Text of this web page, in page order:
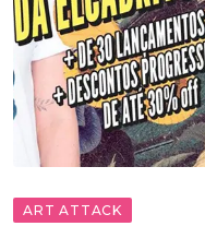
ART ATTACK